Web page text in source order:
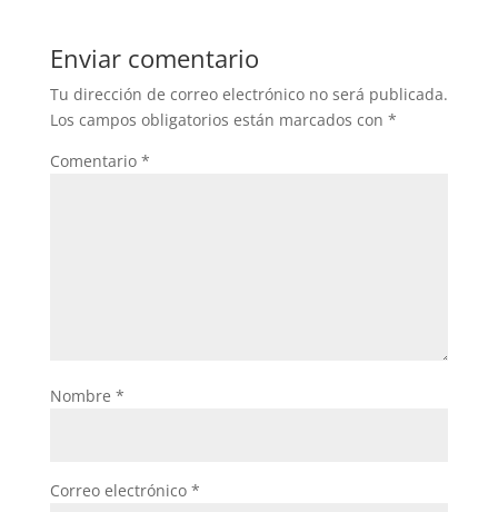
Enviar comentario
Tu dirección de correo electrónico no será publicada.
Los campos obligatorios están marcados con *
Comentario *
Nombre *
Correo electrónico *